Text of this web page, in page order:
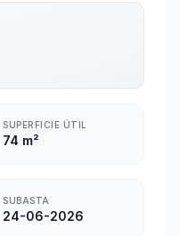
SUPERFICIE ÚTIL
74 m²
SUBASTA
24-06-2026